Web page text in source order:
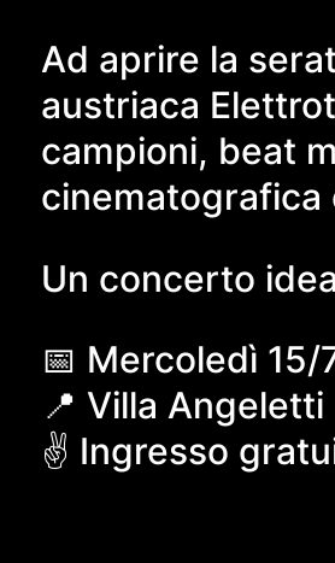
Ad aprire la
austriaca
campioni, beat
cinematografica
Un concerto
📅 Mercoledì 15/
📍 Villa
✌️ Ingresso